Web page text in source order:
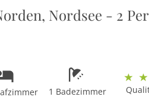
Nordsee - 2
1 Badezimmer